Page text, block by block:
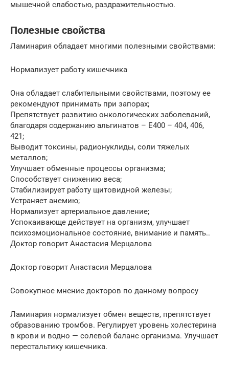
мышечной слабостью, раздражительностью.
Полезные свойства
Ламинария обладает многими полезными свойствами:
Нормализует работу кишечника
Она обладает слабительными свойствами, поэтому ее
рекомендуют принимать при запорах;
Препятствует развитию онкологических заболеваний,
благодаря содержанию альгинатов – Е400 – 404, 406,
421;
Выводит токсины, радионуклиды, соли тяжелых
металлов;
Улучшает обменные процессы организма;
Способствует снижению веса;
Стабилизирует работу щитовидной железы;
Устраняет анемию;
Нормализует артериальное давление;
Успокаивающе действует на организм, улучшает
психоэмоциональное состояние, внимание и память..
Доктор говорит Анастасия Мерцалова
Доктор говорит Анастасия Мерцалова
Совокупное мнение докторов по данному вопросу
Ламинария нормализует обмен веществ, препятствует
образованию тромбов. Регулирует уровень холестерина
в крови и водно — солевой баланс организма. Улучшает
перестальтику кишечника.